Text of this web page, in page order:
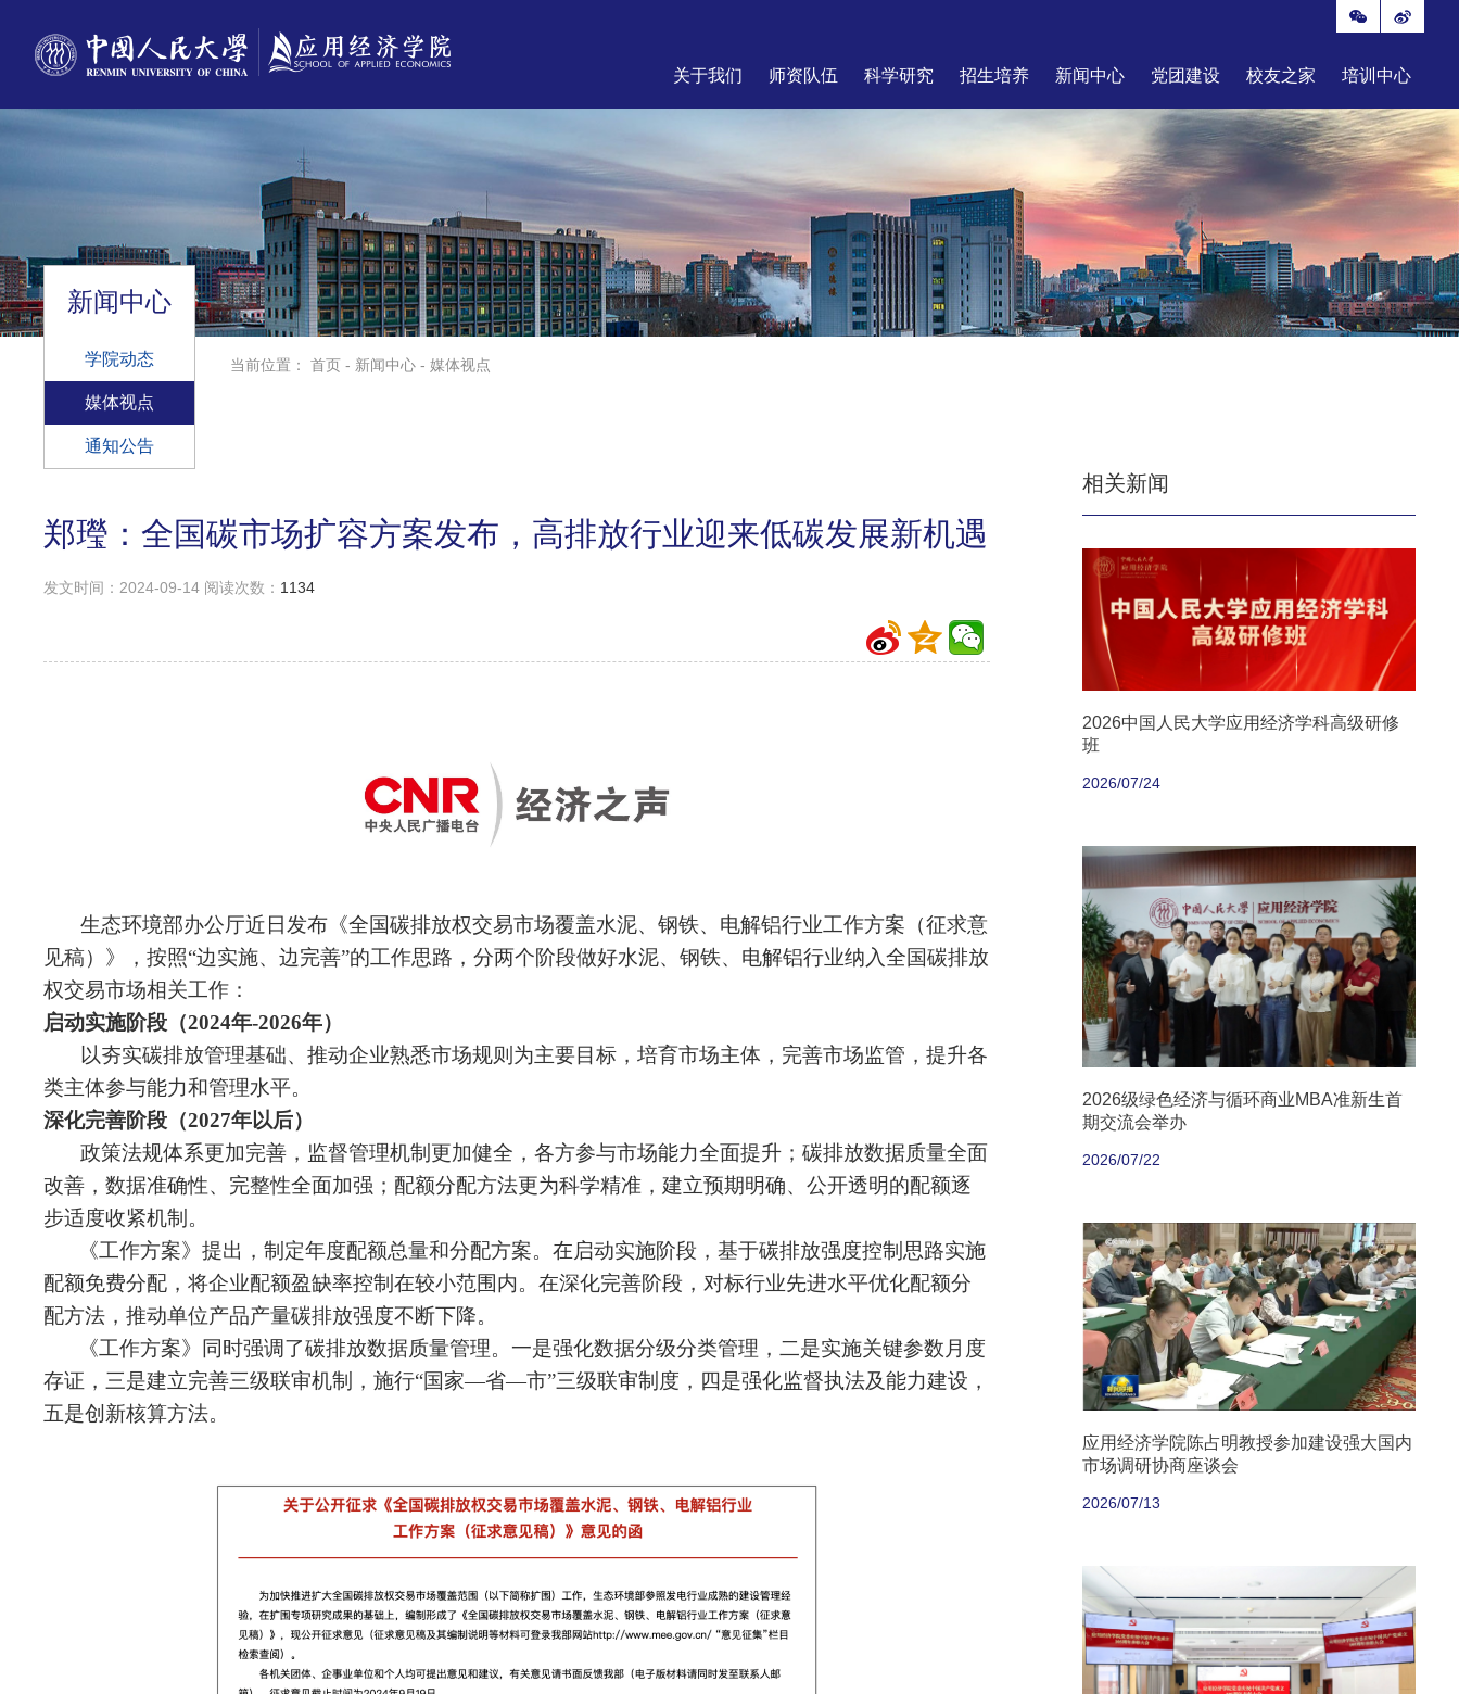
关于我们 师资队伍 科学研究 招生培养 新闻中心 党团建设 校友之家 培训中心
新闻中心
学院动态
媒体视点
通知公告
当前位置：首页 - 新闻中心 -媒体视点
郑㼆：全国碳市场扩容方案发布，高排放行业迎来低碳发展新机遇
发文时间：2024-09-14 阅读次数： 1134
生态环境部办公厅近日发布《全国碳排放权交易市场覆盖水泥、钢铁、电解铝行业工作方案（征求意
见稿）》，按照“边实施、边完善”的工作思路，分两个阶段做好水泥、钢铁、电解铝行业纳入全国碳排放
权交易市场相关工作：
启动实施阶段（2024年-2026年）
以夯实碳排放管理基础、推动企业熟悉市场规则为主要目标，培育市场主体，完善市场监管，提升各
类主体参与能力和管理水平。
深化完善阶段（2027年以后）
政策法规体系更加完善，监督管理机制更加健全，各方参与市场能力全面提升；碳排放数据质量全面
改善，数据准确性、完整性全面加强；配额分配方法更为科学精准，建立预期明确、公开透明的配额逐
步适度收紧机制。
《工作方案》提出，制定年度配额总量和分配方案。在启动实施阶段，基于碳排放强度控制思路实施
配额免费分配，将企业配额盈缺率控制在较小范围内。在深化完善阶段，对标行业先进水平优化配额分
配方法，推动单位产品产量碳排放强度不断下降。
《工作方案》同时强调了碳排放数据质量管理。一是强化数据分级分类管理，二是实施关键参数月度
存证，三是建立完善三级联审机制，施行“国家—省—市”三级联审制度，四是强化监督执法及能力建设，
五是创新核算方法。
相关新闻
2026中国人民大学应用经济学科高级研修
班
2026/07/24
2026级绿色经济与循环商业MBA准新生首
期交流会举办
2026/07/22
应用经济学院陈占明教授参加建设强大国内
市场调研协商座谈会
2026/07/13